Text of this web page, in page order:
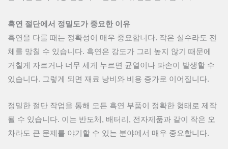
흑연 절단에서 정밀도가 중요한 이유
흑연을 다룰 때는 정확성이 매우 중요합니다. 작은 실수라도 전
체를 망칠 수 있습니다. 흑연은 강도가 그리 높지 않기 때문에
거칠게 자르거나 너무 세게 누르면 균열이나 파손이 발생할 수
있습니다. 그렇게 되면 재료 낭비와 비용 증가로 이어집니다.
정밀한 절단 작업을 통해 모든 흑연 부품이 정확한 형태로 제작
될 수 있습니다. 이는 반도체, 배터리, 전자제품과 같이 작은 오
차라도 큰 문제를 야기할 수 있는 분야에서 매우 중요합니다.